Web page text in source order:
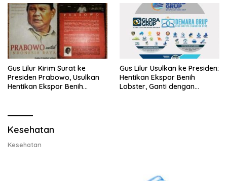
Gus Lilur Kirim Surat ke
Presiden Prabowo, Usulkan
Hentikan Ekspor Benih
Gus Lilur Usulkan ke Presiden:
Hentikan Ekspor Benih
Lobster, Ganti dengan
Kesehatan
Kesehatan